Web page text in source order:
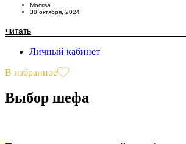
Москва
30 октября, 2024
читать
Личный кабинет
В избранное
Выбор шефа